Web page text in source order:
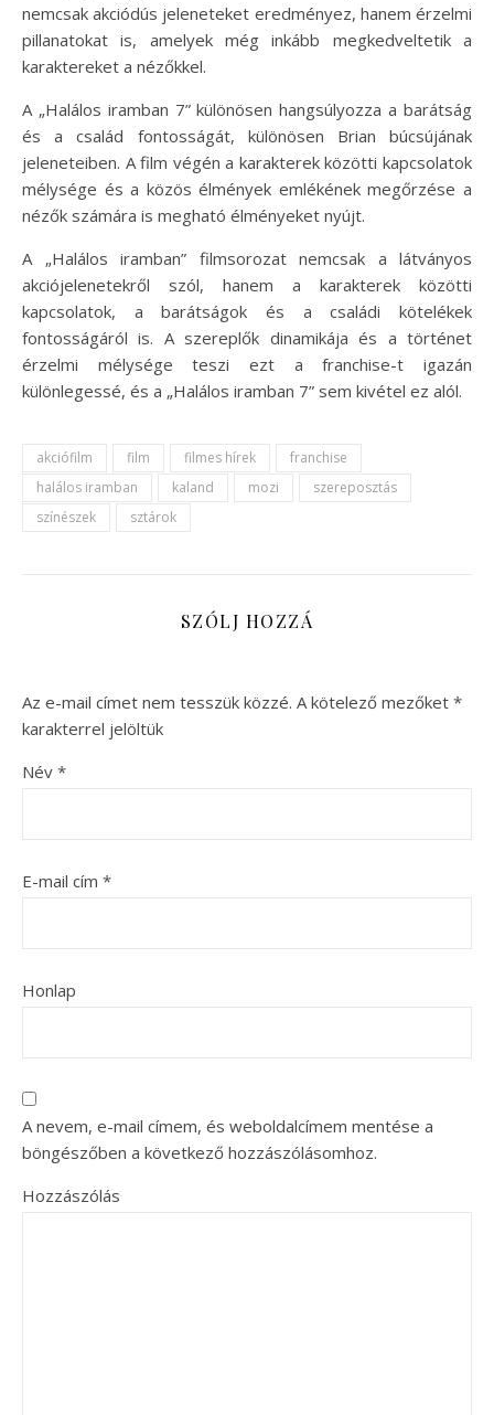
nemcsak akciódús jeleneteket eredményez, hanem érzelmi
pillanatokat is, amelyek még inkább megkedveltetik a
karaktereket a nézőkkel.
A „Halálos iramban 7” különösen hangsúlyozza a barátság
és a család fontosságát, különösen Brian búcsújának
jeleneteiben. A film végén a karakterek közötti kapcsolatok
mélysége és a közös élmények emlékének megőrzése a
nézők számára is megható élményeket nyújt.
A „Halálos iramban” filmsorozat nemcsak a látványos
akciójelenetekről szól, hanem a karakterek közötti
kapcsolatok, a barátságok és a családi kötelékek
fontosságáról is. A szereplők dinamikája és a történet
érzelmi mélysége teszi ezt a franchise-t igazán
különlegessé, és a „Halálos iramban 7” sem kivétel ez alól.
akciófilm film filmes hírek
franchise
halálos iramban
kaland mozi
szereposztás
színészek
sztárok
SZÓLJ HOZZÁ
Az e-mail címet nem tesszük közzé. A kötelező mezőket *
karakterrel jelöltük
Név *
E-mail cím *
Honlap
A nevem, e-mail címem, és weboldalcímem mentése a
böngészőben a következő hozzászólásomhoz.
Hozzászólás